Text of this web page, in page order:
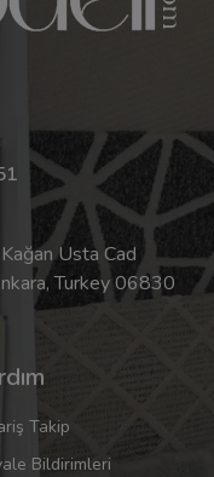
Usta Cad
Turkey 06830
Takip
Bildirimleri